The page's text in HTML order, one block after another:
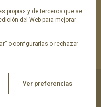
propias y de terceros que se
del Web para mejorar
o configurarlas o rechazar
Ver preferencias